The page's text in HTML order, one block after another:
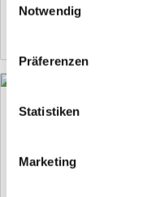
Notwendig
Präferenzen
Statistiken
Marketing
Ernährung in der
Die Menopause ist ein
sogenannten